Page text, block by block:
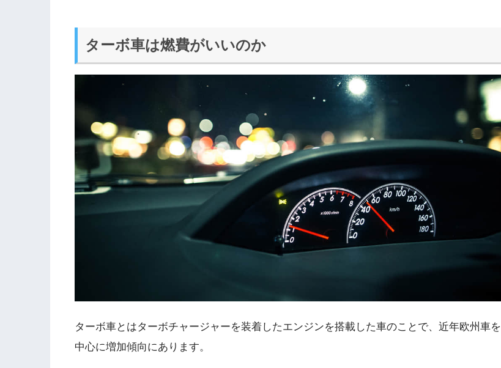
ターボ車は燃費がいいのか
ターボ車とはターボチャージャーを装着したエンジンを搭載した車のことで、近年欧州車を
中心に増加傾向にあります。